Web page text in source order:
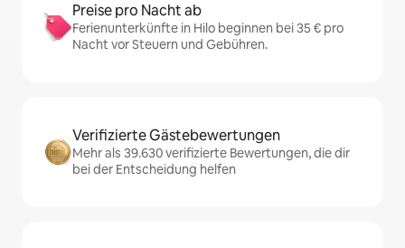
Preise pro Nacht ab
Ferienunterkünfte in Hilo beginnen bei 35 € pro
Nacht vor Steuern und Gebühren.
Verifizierte Gästebewertungen
Mehr als 39.630 verifizierte Bewertungen, die dir
bei der Entscheidung helfen